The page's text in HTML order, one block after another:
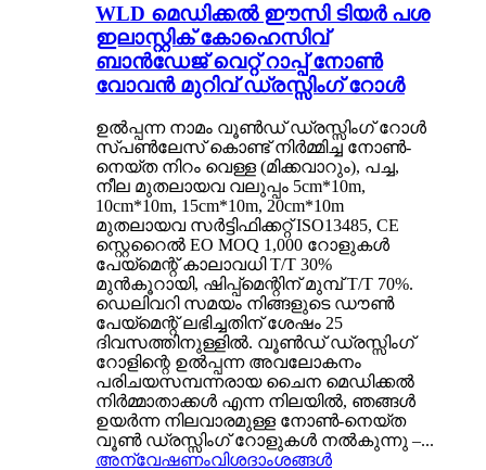
WLD മെഡിക്കൽ ഈസി ടിയർ പശ
ഇലാസ്റ്റിക് കോഹെസിവ്
ബാൻഡേജ് വെറ്റ് റാപ്പ് നോൺ
വോവൻ മുറിവ് ഡ്രസ്സിംഗ് റോൾ
ഉൽപ്പന്ന നാമം വൂൺഡ് ഡ്രസ്സിംഗ് റോൾ
സ്പൺലേസ് കൊണ്ട് നിർമ്മിച്ച നോൺ-
നെയ്ത നിറം വെള്ള (മിക്കവാറും), പച്ച,
നീല മുതലായവ വലുപ്പം 5cm*10m,
10cm*10m, 15cm*10m, 20cm*10m
മുതലായവ സർട്ടിഫിക്കറ്റ് ISO13485, CE
സ്റ്റെറൈൽ EO MOQ 1,000 റോളുകൾ
പേയ്‌മെന്റ് കാലാവധി T/T 30%
മുൻകൂറായി, ഷിപ്പ്‌മെന്റിന് മുമ്പ് T/T 70%.
ഡെലിവറി സമയം നിങ്ങളുടെ ഡൗൺ
പേയ്‌മെന്റ് ലഭിച്ചതിന് ശേഷം 25
ദിവസത്തിനുള്ളിൽ. വൂൺഡ് ഡ്രസ്സിംഗ്
റോളിന്റെ ഉൽപ്പന്ന അവലോകനം
പരിചയസമ്പന്നരായ ചൈന മെഡിക്കൽ
നിർമ്മാതാക്കൾ എന്ന നിലയിൽ, ഞങ്ങൾ
ഉയർന്ന നിലവാരമുള്ള നോൺ-നെയ്ത
വൂൺ ഡ്രസ്സിംഗ് റോളുകൾ നൽകുന്നു –...
അന്വേഷണംവിശദാംശങ്ങൾ